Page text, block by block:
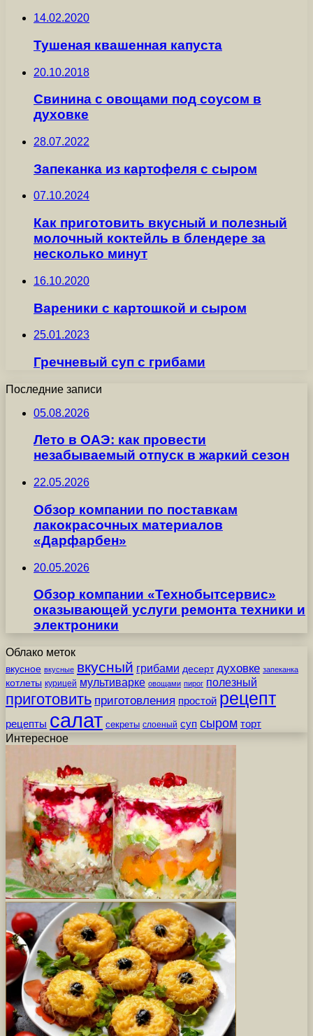
14.02.2020
Тушеная квашенная капуста
20.10.2018
Свинина с овощами под соусом в
духовке
28.07.2022
Запеканка из картофеля с сыром
07.10.2024
Как приготовить вкусный и полезный
молочный коктейль в блендере за
несколько минут
16.10.2020
Вареники с картошкой и сыром
25.01.2023
Гречневый суп с грибами
Последние записи
05.08.2026
Лето в ОАЭ: как провести
незабываемый отпуск в жаркий сезон
22.05.2026
Обзор компании по поставкам
лакокрасочных материалов
«Дарфарбен»
20.05.2026
Обзор компании «Технобытсервис»
оказывающей услуги ремонта техники и
электроники
Облако меток
вкусное вкусные вкусный грибами десерт духовке запеканка
котлеты курицей мультиварке овощами пирог полезный
приготовить приготовления простой рецепт
рецепты салат секреты слоеный суп сыром торт
Интересное